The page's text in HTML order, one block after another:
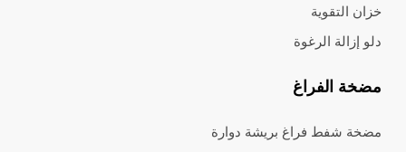
خزان التقوية
دلو إزالة الرغوة
مضخة الفراغ
مضخة شفط فراغ بريشة دوارة